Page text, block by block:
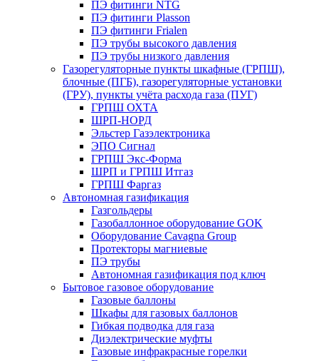
ПЭ фитинги NTG
ПЭ фитинги Plasson
ПЭ фитинги Frialen
ПЭ трубы высокого давления
ПЭ трубы низкого давления
Газорегуляторные пункты шкафные (ГРПШ),
блочные (ПГБ), газорегуляторные установки
(ГРУ), пункты учёта расхода газа (ПУГ)
ГРПШ ОХТА
ШРП-НОРД
Эльстер Газэлектроника
ЭПО Сигнал
ГРПШ Экс-Форма
ШРП и ГРПШ Итгаз
ГРПШ Фаргаз
Автономная газификация
Газгольдеры
Газобаллонное оборудование GOK
Оборудование Cavagna Group
Протекторы магниевые
ПЭ трубы
Автономная газификация под ключ
Бытовое газовое оборудование
Газовые баллоны
Шкафы для газовых баллонов
Гибкая подводка для газа
Диэлектрические муфты
Газовые инфракрасные горелки